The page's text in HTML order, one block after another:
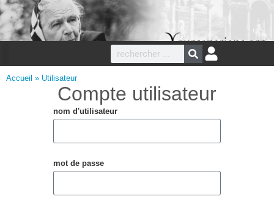
Accueil » Utilisateur
Compte utilisateur
nom d'utilisateur
mot de passe